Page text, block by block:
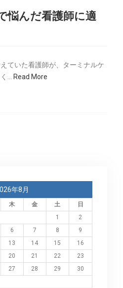
悩んだ看護師に適
ていた看護師が、ターミナルケ
…
Read More
年8月
木 金 土
日
1
2
6 7 8
9
13 14 15
16
20 21 22
23
27 28 29
30